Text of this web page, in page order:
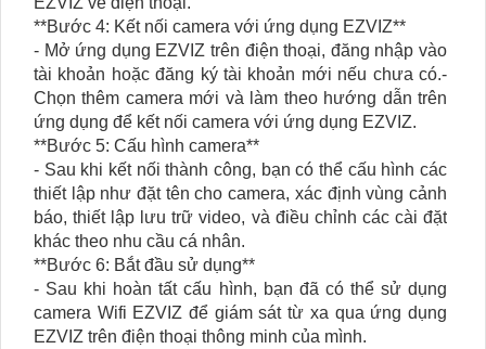
**Bước 4: Kết nối camera với ứng dụng EZVIZ**
- Mở ứng dụng EZVIZ trên điện thoại, đăng nhập vào
tài khoản hoặc đăng ký tài khoản mới nếu chưa có.-
Chọn thêm camera mới và làm theo hướng dẫn trên
ứng dụng để kết nối camera với ứng dụng EZVIZ.
**Bước 5: Cấu hình camera**
- Sau khi kết nối thành công, bạn có thể cấu hình các
thiết lập như đặt tên cho camera, xác định vùng cảnh
báo, thiết lập lưu trữ video, và điều chỉnh các cài đặt
khác theo nhu cầu cá nhân.
**Bước 6: Bắt đầu sử dụng**
- Sau khi hoàn tất cấu hình, bạn đã có thể sử dụng
camera Wifi EZVIZ để giám sát từ xa qua ứng dụng
EZVIZ trên điện thoại thông minh của mình.